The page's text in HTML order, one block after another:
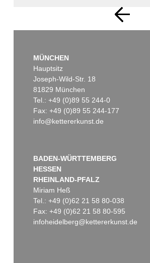
MÜNCHEN
Hauptsitz
Joseph-Wild-Str. 18
81829 München
Tel.: +49 (0)89 55 244-0
Fax: +49 (0)89 55 244-177
info@kettererkunst.de
BADEN-WÜRTTEMBERG
HESSEN
RHEINLAND-PFALZ
Miriam Heß
Tel.: +49 (0)62 21 58 80-038
Fax: +49 (0)62 21 58 80-595
infoheidelberg@kettererkunst.de